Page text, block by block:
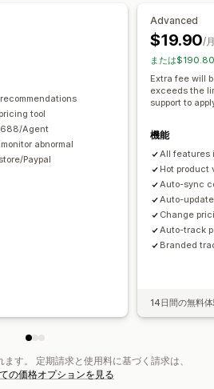
成熟商品
ンダ オーストラリア
カナダ
スイス
ブラジル ポルトガル 中国
tool
Agent
abnormal
Paypal
Advanced
$19.90/
または
Extra fee will
exceeds the
support to
機能
All features
Hot product
Auto-sync
Auto-
Change
Auto-track
Branded
14日間の無料
す。 定期請求と使用料に基づく請求は、
の価格オプションを見る